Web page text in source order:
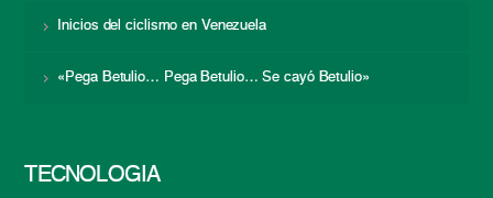
Inicios del ciclismo en Venezuela
«Pega Betulio… Pega Betulio… Se cayó Betulio»
TECNOLOGÍA